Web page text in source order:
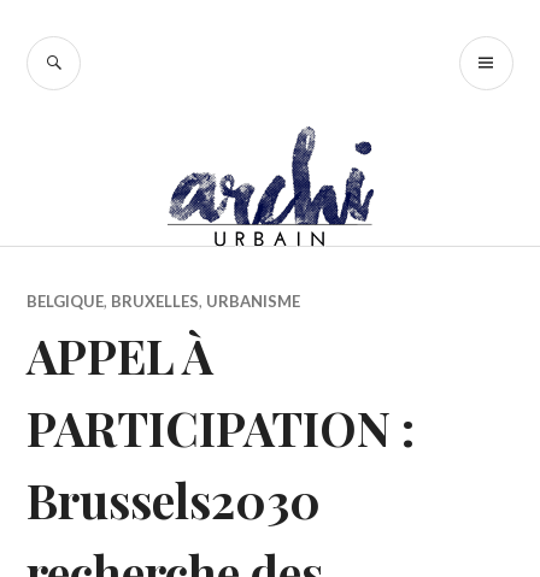
contenu
RECHERCHE
BELGIQUE, BRUXELLES, URBANISME
APPEL À
PARTICIPATION :
Brussels2030